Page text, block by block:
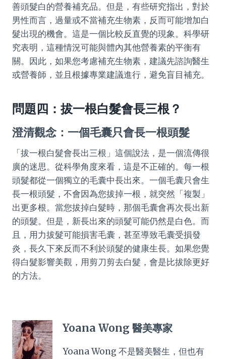
善頭髮白的營養補充品。但是，有些研究指出，對於
男性而言，過量或不當補充生物素，反而可能增加白
髮出現的機會。這是一個比較反直覺的現象。科學研
究表明，這種情況可能與體內其他營養素的平衡有
關。因此，如果您考慮補充生物素，建議先諮詢醫生
或營養師，並且根據專業建議進行，避免盲目補充。
問題四：拔一根白髮會長三根？
澄清觀念：一個毛囊只會長一根頭髮
「拔一根白髮會長出三根」這個說法，是一個流傳很
廣的迷思。從科學角度來看，這是不正確的。每一根
頭髮都從一個獨立的毛囊中長出來。一個毛囊只會生
長一根頭髮，不會因為您拔掉一根，就突然「複製」
出更多根。當您拔掉白髮時，那個毛囊會再次長出新
的頭髮。但是，新長出來的頭髮可能仍然是白色。而
且，用力拔髮可能損害毛囊，甚至導致毛囊受損發
炎，長久下來反而不利於頭髮的健康生長。如果您覺
得白髮影響美觀，用剪刀剪去白髮，會是比拔除更好
的方法。
Yoana Wong 醫美專家
Yoana Wong 不是醫美醫生，但也有